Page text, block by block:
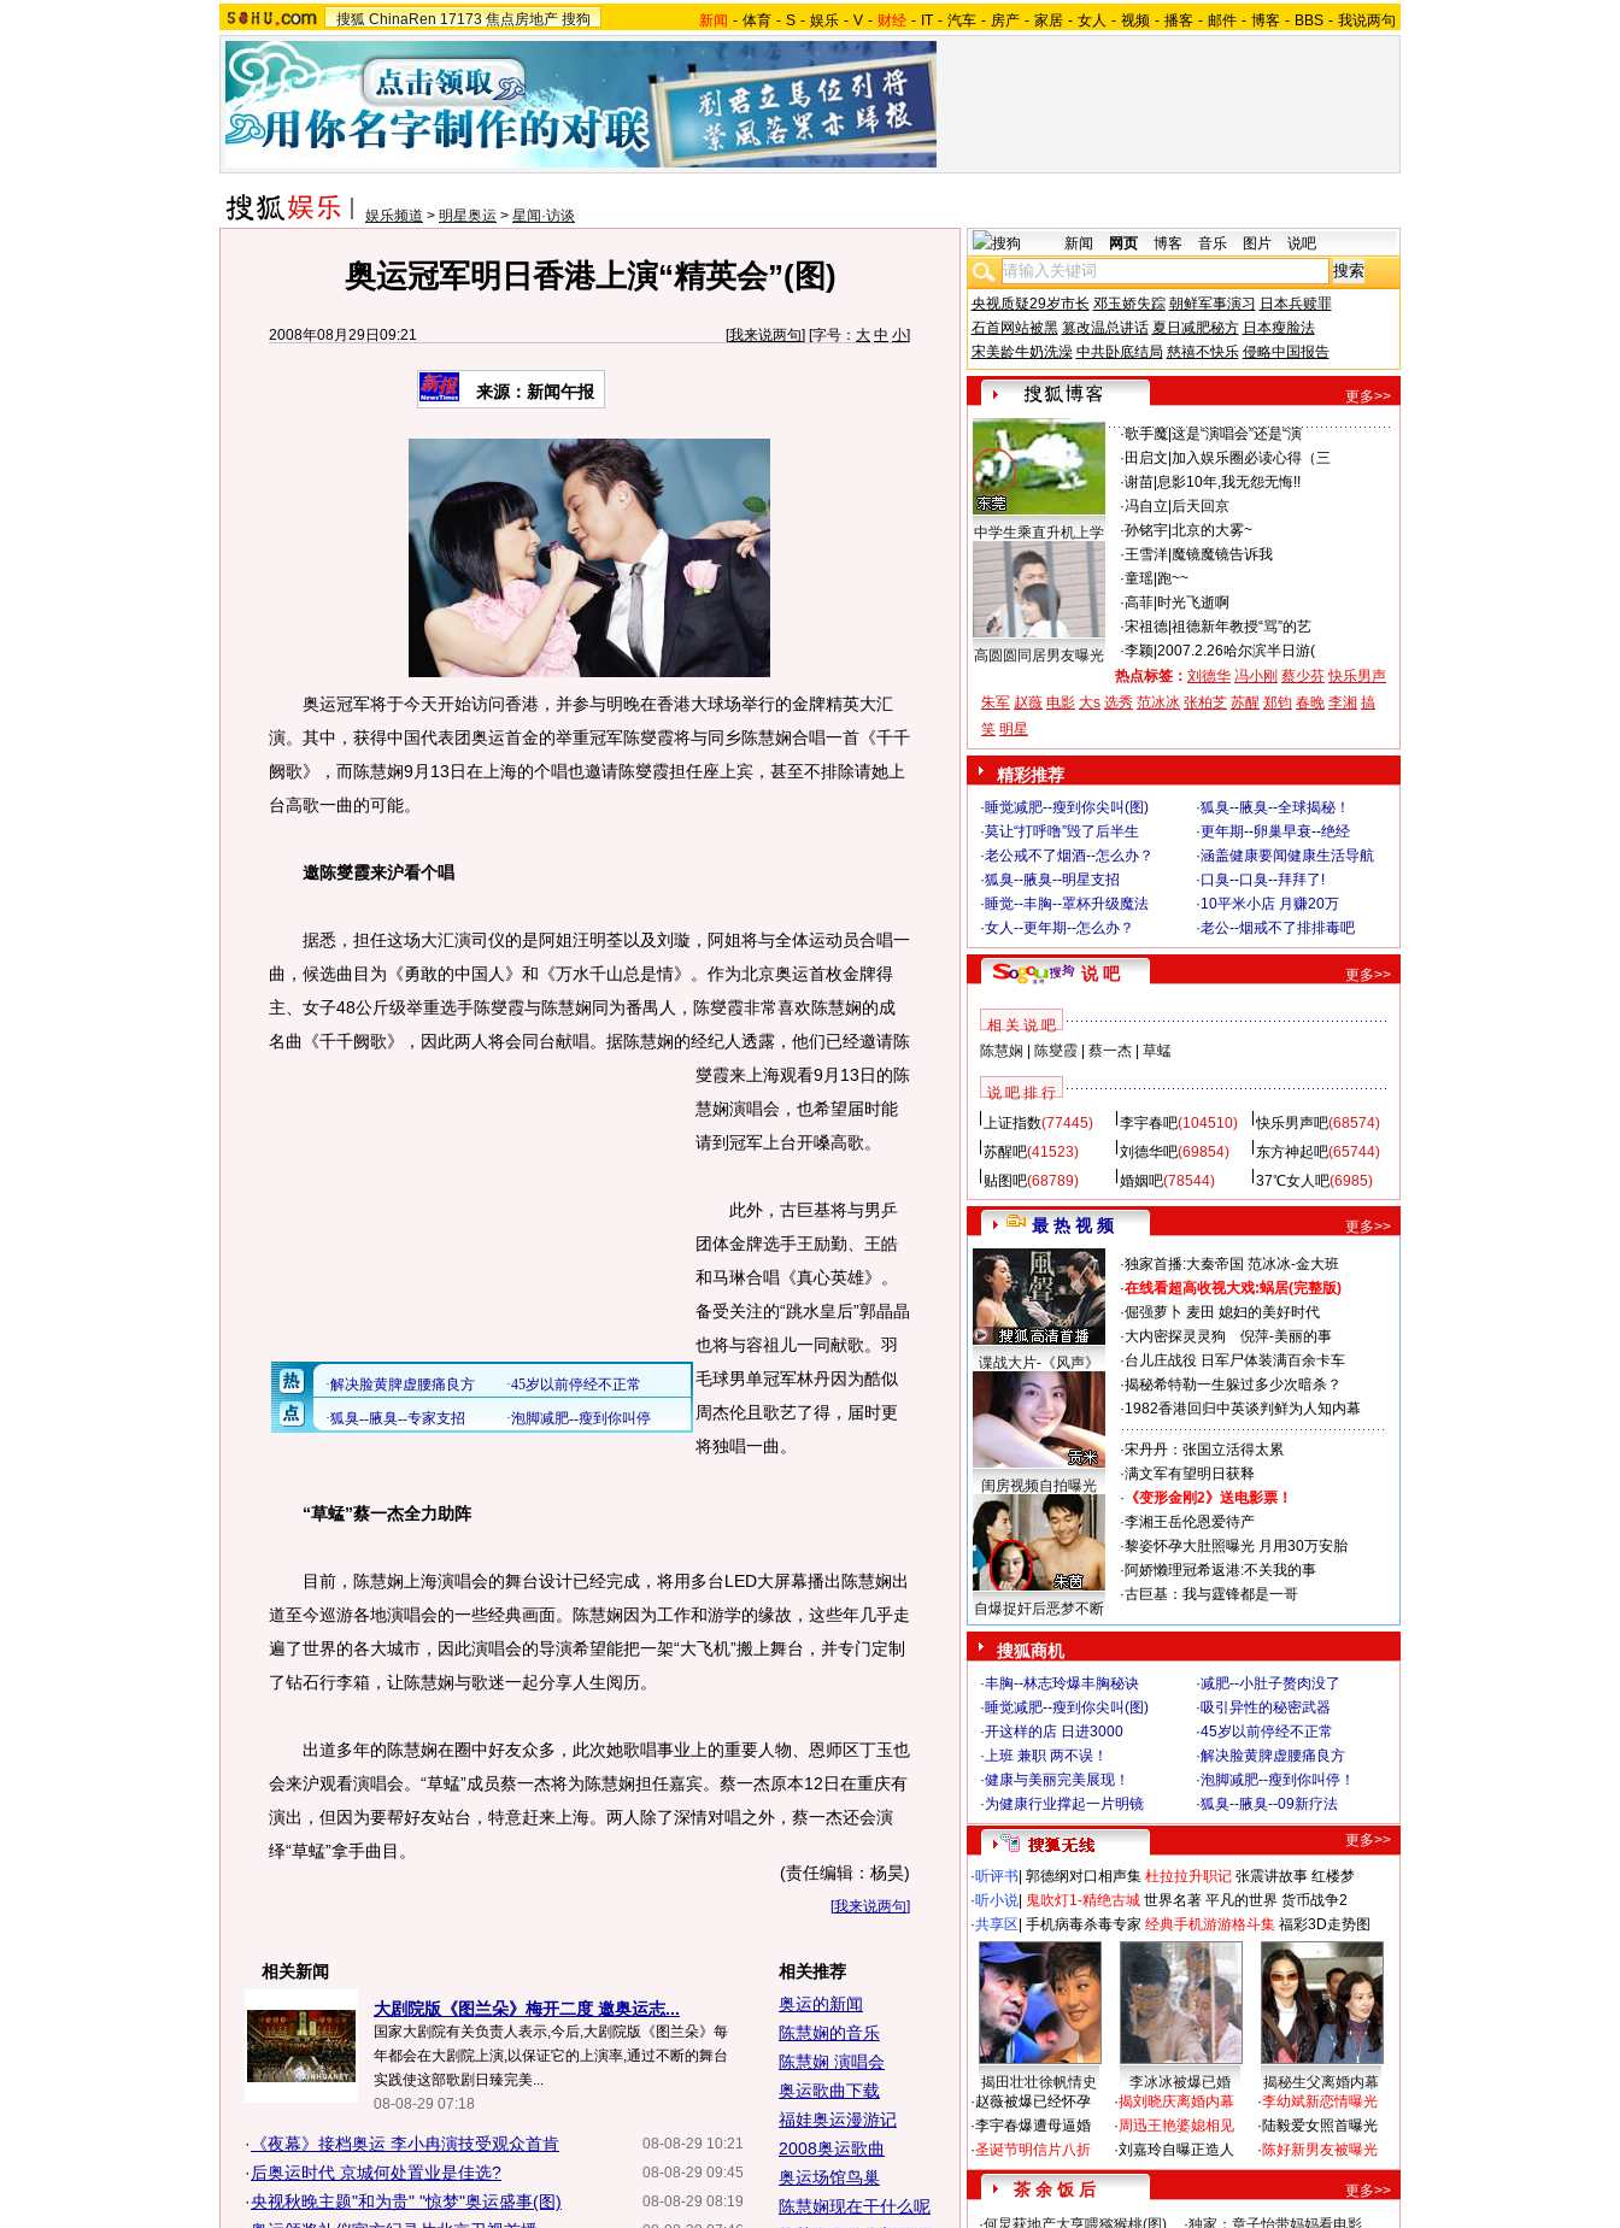
搜狐 ChinaRen 17173 焦点房地产 搜狗 新闻 - 体育 - S - 娱乐 - V - 财经 - IT - 汽车 - 房产 - 家居 - 女人 - 视频 - 播客 - 邮件 - 博客 - BBS - 我说两句
娱乐频道 > 明星奥运 > 星闻·访谈
奥运冠军明日香港上演“精英会”(图)
2008年08月29日09:21 [我来说两句] [字号： 大 中 小]
来源：新闻午报
奥运冠军将于今天开始访问香港，并参与明晚在香港大球场举行的金牌精英大汇
演。其中，获得中国代表团奥运首金的举重冠军陈燮霞将与同乡陈慧娴合唱一首《千千
阙歌》，而陈慧娴9月13日在上海的个唱也邀请陈燮霞担任座上宾，甚至不排除请她上
台高歌一曲的可能。
邀陈燮霞来沪看个唱
据悉，担任这场大汇演司仪的是阿姐汪明荃以及刘璇，阿姐将与全体运动员合唱一
曲，候选曲目为《勇敢的中国人》和《万水千山总是情》。作为北京奥运首枚金牌得
主、女子48公斤级举重选手陈燮霞与陈慧娴同为番禺人，陈燮霞非常喜欢陈慧娴的成
名曲《千千阙歌》，因此两人将会同台献唱。 据陈慧娴的经纪人透露，他们已经邀请陈
燮霞来上海观看9月13日的陈
慧娴演唱会，也希望届时能
请到冠军上台开嗓高歌。
此外，古巨基将与男乒
团体金牌选手王励勤、王皓
和马琳合唱《真心英雄》。
备受关注的“跳水皇后”郭晶晶
也将与容祖儿一同献歌。羽
毛球男单冠军林丹因为酷似
周杰伦且歌艺了得，届时更
将独唱一曲。
“草蜢”蔡一杰全力助阵
目前，陈慧娴上海演唱会的舞台设计已经完成，将用多台LED大屏幕播出陈慧娴出
道至今巡游各地演唱会的一些经典画面。陈慧娴因为工作和游学的缘故，这些年几乎走
遍了世界的各大城市，因此演唱会的导演希望能把一架“大飞机”搬上舞台，并专门定制
了钻石行李箱，让陈慧娴与歌迷一起分享人生阅历。
出道多年的陈慧娴在圈中好友众多，此次她歌唱事业上的重要人物、恩师区丁玉也
会来沪观看演唱会。“草蜢”成员蔡一杰将为陈慧娴担任嘉宾。蔡一杰原本12日在重庆有
演出，但因为要帮好友站台，特意赶来上海。两人除了深情对唱之外，蔡一杰还会演
绎“草蜢”拿手曲目。
(责任编辑：杨昊)
[我来说两句]
相关新闻
大剧院版《图兰朵》梅开二度 邀奥运志...
国家大剧院有关负责人表示,今后,大剧院版《图兰朵》每
年都会在大剧院上演,以保证它的上演率,通过不断的舞台
实践使这部歌剧日臻完美...
08-08-29 07:18
08-08-29 10:21
· 《夜幕》接档奥运 李小冉演技受观众首肯
08-08-29 09:45
· 后奥运时代 京城何处置业是佳选?
08-08-29 08:19
·央视秋晚主题"和为贵" "惊梦"奥运盛事(图)
相关推荐
奥运的新闻
陈慧娴的音乐
陈慧娴 演唱会
奥运歌曲下载
福娃奥运漫游记
2008奥运歌曲
奥运场馆鸟巢
陈慧娴现在干什么呢
新闻 网页 博客 音乐 图片 说吧
央视质疑29岁市长 邓玉娇失踪 朝鲜军事演习 日本兵赎罪
石首网站被黑 篡改温总讲话 夏日减肥秘方 日本瘦脸法
宋美龄牛奶洗澡 中共卧底结局 慈禧不快乐 侵略中国报告
更多>>
中学生乘直升机上学
高圆圆同居男友曝光
·歌手魔| 这是“演唱会”还是“演
· 田启文 加入娱乐圈必读心得（三
·谢苗| 息影10年,我无怨无悔!!
·冯自立 后天回京
·孙铭宇| 北京的大雾~
·王雪洋| 魔镜魔镜告诉我
·童瑶| 跑~~
·高菲| 时光飞逝啊
·宋祖德| 祖德新年教授“骂”的艺
·李颖| 2007.2.26哈尔滨半日游(
热点标签： 刘德华 冯小刚 蔡少芬 快乐男声
朱军 赵薇 电影 大s 选秀 范冰冰 张柏芝 苏醒 郑钧 春晚 李湘 搞
笑 明星
精彩推荐
·睡觉减肥--瘦到你尖叫(图) ·狐臭--腋臭--全球揭秘！
·莫让“打呼噜”毁了后半生 ·更年期--卵巢早衰--绝经
·老公戒不了烟酒--怎么办？ ·涵盖健康要闻健康生活导航
·狐臭--腋臭--明星支招 ·口臭--口臭--拜拜了!
·睡觉--丰胸--罩杯升级魔法 ·10平米小店 月赚20万
·女人--更年期--怎么办？ ·老公--烟戒不了排排毒吧
说 吧 更多>>
相 关 说 吧
陈慧娴
陈燮霞| 蔡一杰| 草蜢
说 吧 排 行
上证指数(77445) 李宇春吧(104510) 快乐男声吧(68574)
苏醒吧(41523) 刘德华吧(69854) 东方神起吧(65744)
贴图吧(68789) 婚姻吧(78544) 37℃女人吧(6985)
最 热 视 频 更多>>
谍战大片-《风声》
闺房视频自拍曝光
自爆捉奸后恶梦不断
·独家首播:大秦帝国 范冰冰-金大班
·在线看超高收视大戏:蜗居(完整版)
·倔强萝卜 麦田 媳妇的美好时代
·大内密探灵灵狗
倪萍-美丽的事
·台儿庄战役 日军尸体装满百余卡车
·揭秘希特勒一生躲过多少次暗杀？
·1982香港回归中英谈判鲜为人知内幕
·宋丹丹：张国立活得太累
·满文军有望明日获释
· 《变形金刚2》送电影票！
·李湘王岳伦恩爱待产
·黎姿怀孕大肚照曝光 月用30万安胎
·阿娇懒理冠希返港:不关我的事
·古巨基：我与霆锋都是一哥
搜狐商机
·丰胸--林志玲爆丰胸秘诀 ·减肥--小肚子赘肉没了
·睡觉减肥--瘦到你尖叫(图) ·吸引异性的秘密武器
·开这样的店 日进3000 ·45岁以前停经不正常
·上班 兼职 两不误！ ·解决脸黄脾虚腰痛良方
·健康与美丽完美展现！ ·泡脚减肥--瘦到你叫停！
·为健康行业撑起一片明镜 ·狐臭--腋臭--09新疗法
更多>>
·听评书 郭德纲对口相声集 杜拉拉升职记 张震讲故事 红楼梦
·听小说 鬼吹灯1-精绝古城 世界名著 平凡的世界 货币战争2
·共享区 手机病毒杀毒专家 经典手机游游格斗集 福彩3D走势图
揭田壮壮徐帆情史 李冰冰被爆已婚
揭秘生父离婚内幕
·赵薇被爆已经怀孕
·李宇春爆遭母逼婚
·圣诞节明信片八折
·揭刘晓庆离婚内幕
·周迅王艳婆媳相见
·刘嘉玲自曝正造人
·李幼斌新恋情曝光
·陆毅爱女照首曝光
·陈好新男友被曝光
茶 余 饭 后
更多>>
·何炅获地产大亨喂猕猴桃(图) ·独家：章子怡带妈妈看电影